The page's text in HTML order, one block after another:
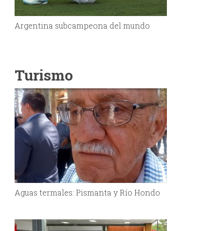
Argentina subcampeona del mundo
Turismo
Aguas termales: Pismanta y Río Hondo